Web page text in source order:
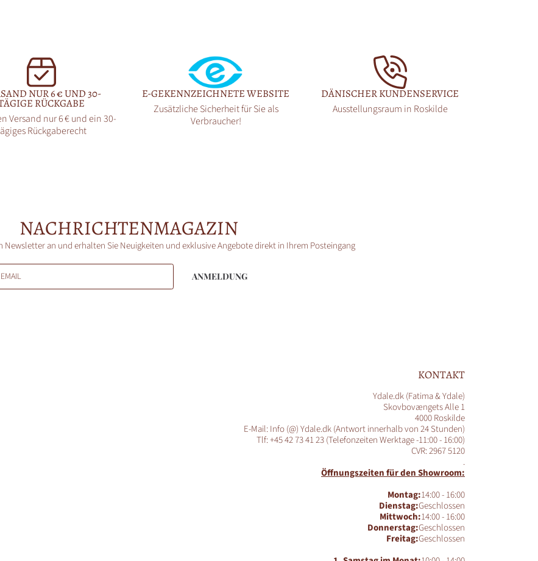
NUR 6 € UND 30-
RÜCKGABE
Versand nur 6 € und ein 30-
Rückgaberecht
E-GEKENNZEICHNETE WEBSITE
Zusätzliche Sicherheit für Sie als
Verbraucher!
DÄNISCHER KUNDENSERVICE
Ausstellungsraum in Roskilde
NACHRICHTENMAGAZIN
Newsletter an und erhalten Sie Neuigkeiten und exklusive Angebote direkt in Ihrem Posteingang
EMAIL ANMELDUNG
KONTAKT
Ydale.dk (Fatima & Ydale)
Skovbovængets Alle 1
4000 Roskilde
E-Mail: Info (@) Ydale.dk (Antwort innerhalb von 24 Stunden)
Tlf: +45 42 73 41 23 (Telefonzeiten Werktage -11:00 - 16:00)
CVR: 2967 5120
.
Öffnungszeiten für den Showroom:
Montag:14:00 - 16:00
Dienstag:Geschlossen
Mittwoch:14:00 - 16:00
Donnerstag:Geschlossen
Freitag:Geschlossen